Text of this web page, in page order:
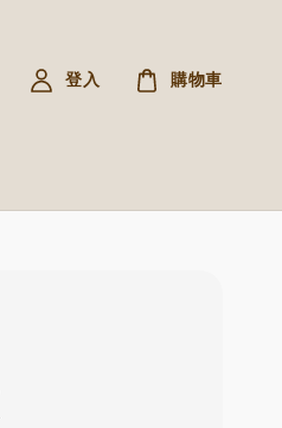
登入 購物車